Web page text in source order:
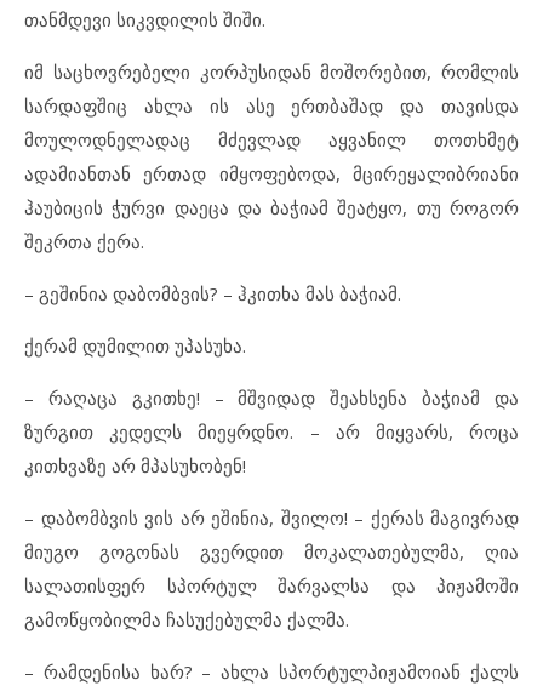
თანმდევი სიკვდილის შიში.
იმ საცხოვრებელი კორპუსიდან მოშორებით, რომლის
სარდაფშიც ახლა ის ასე ერთბაშად და თავისდა
მოულოდნელადაც მძევლად აყვანილ თოთხმეტ
ადამიანთან ერთად იმყოფებოდა, მცირეყალიბრიანი
ჰაუბიცის ჭურვი დაეცა და ბაჭიამ შეატყო, თუ როგორ
შეკრთა ქერა.
– გეშინია დაბომბვის? – ჰკითხა მას ბაჭიამ.
ქერამ დუმილით უპასუხა.
– რაღაცა გკითხე! – მშვიდად შეახსენა ბაჭიამ და
ზურგით კედელს მიეყრდნო. – არ მიყვარს, როცა
კითხვაზე არ მპასუხობენ!
– დაბომბვის ვის არ ეშინია, შვილო! – ქერას მაგივრად
მიუგო გოგონას გვერდით მოკალათებულმა, ღია
სალათისფერ სპორტულ შარვალსა და პიჟამოში
გამოწყობილმა ჩასუქებულმა ქალმა.
– რამდენისა ხარ? – ახლა სპორტულპიჟამოიან ქალს